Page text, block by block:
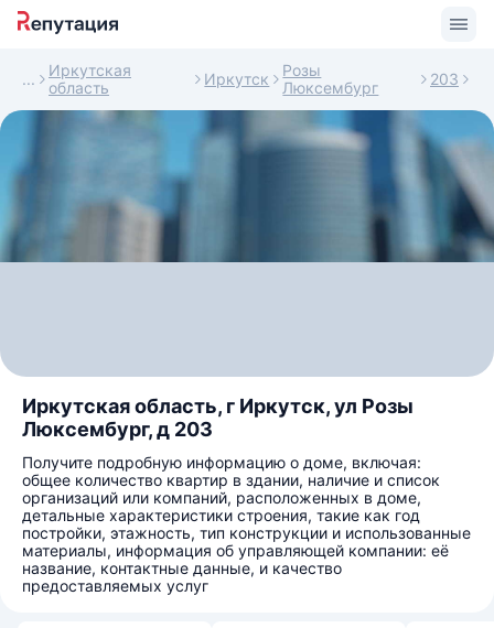
Иркутская
область
Иркутск
Розы
Люксембург
203
Иркутская область, г Иркутск, ул Розы
Люксембург, д 203
Получите подробную информацию о доме, включая:
общее количество квартир в здании, наличие и список
организаций или компаний, расположенных в доме,
детальные характеристики строения, такие как год
постройки, этажность, тип конструкции и использованные
материалы, информация об управляющей компании: её
название, контактные данные, и качество
предоставляемых услуг